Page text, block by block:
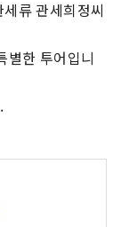
류 관세희정씨
별한 투어입니